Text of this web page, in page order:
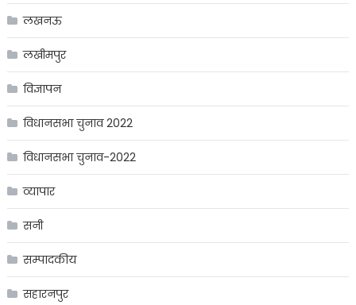
लखनऊ
लखीमपुर
विज्ञापन
विधानसभा चुनाव 2022
विधानसभा चुनाव-2022
व्यापार
सनी
सम्पादकीय
सहारनपुर